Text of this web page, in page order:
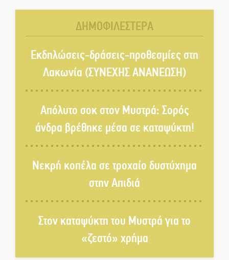
Στον τελικό του Πρωταθλήματος
Ελλάδας Beach Soccer ο Π.
Μαρτσούκος
Η Έρη Ρίτσου σχολιάζει τα…
τραγελαφικά των «κληρονόμων»
φως άγνωστες «δίνες» στην
επιφάνειά του
4,2 εκατ. ευρώ σε κτηνοτρόφους
για ζώα που θανατώθηκαν λόγω
επιζωοτιών
ΔΗΜΟΦΙΛΕΣΤΕΡΑ
Εκδηλώσεις-δράσεις-προθεσμίες στη
Λακωνία (ΣΥΝΕΧΗΣ ΑΝΑΝΕΩΣΗ)
Απόλυτο σοκ στον Μυστρά: Σορός
άνδρα βρέθηκε μέσα σε καταψύκτη!
Νεκρή κοπέλα σε τροχαίο δυστύχημα
στην Απιδιά
Στον καταψύκτη του Μυστρά για το
«ζεστό» χρήμα